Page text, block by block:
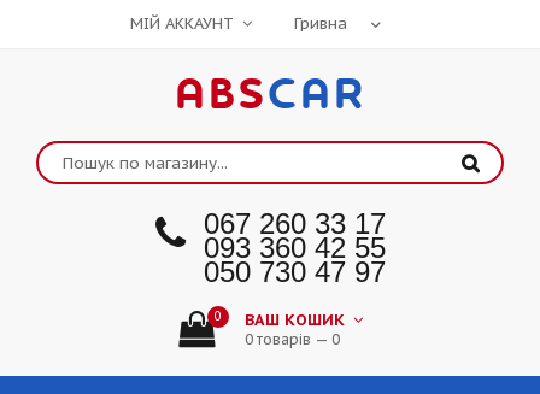
МІЙ АККАУНТ
ABSCAR
067 260 33 17
093 360 42 55
050 730 47 97
0 ВАШ КОШИК
0 товарів — 0